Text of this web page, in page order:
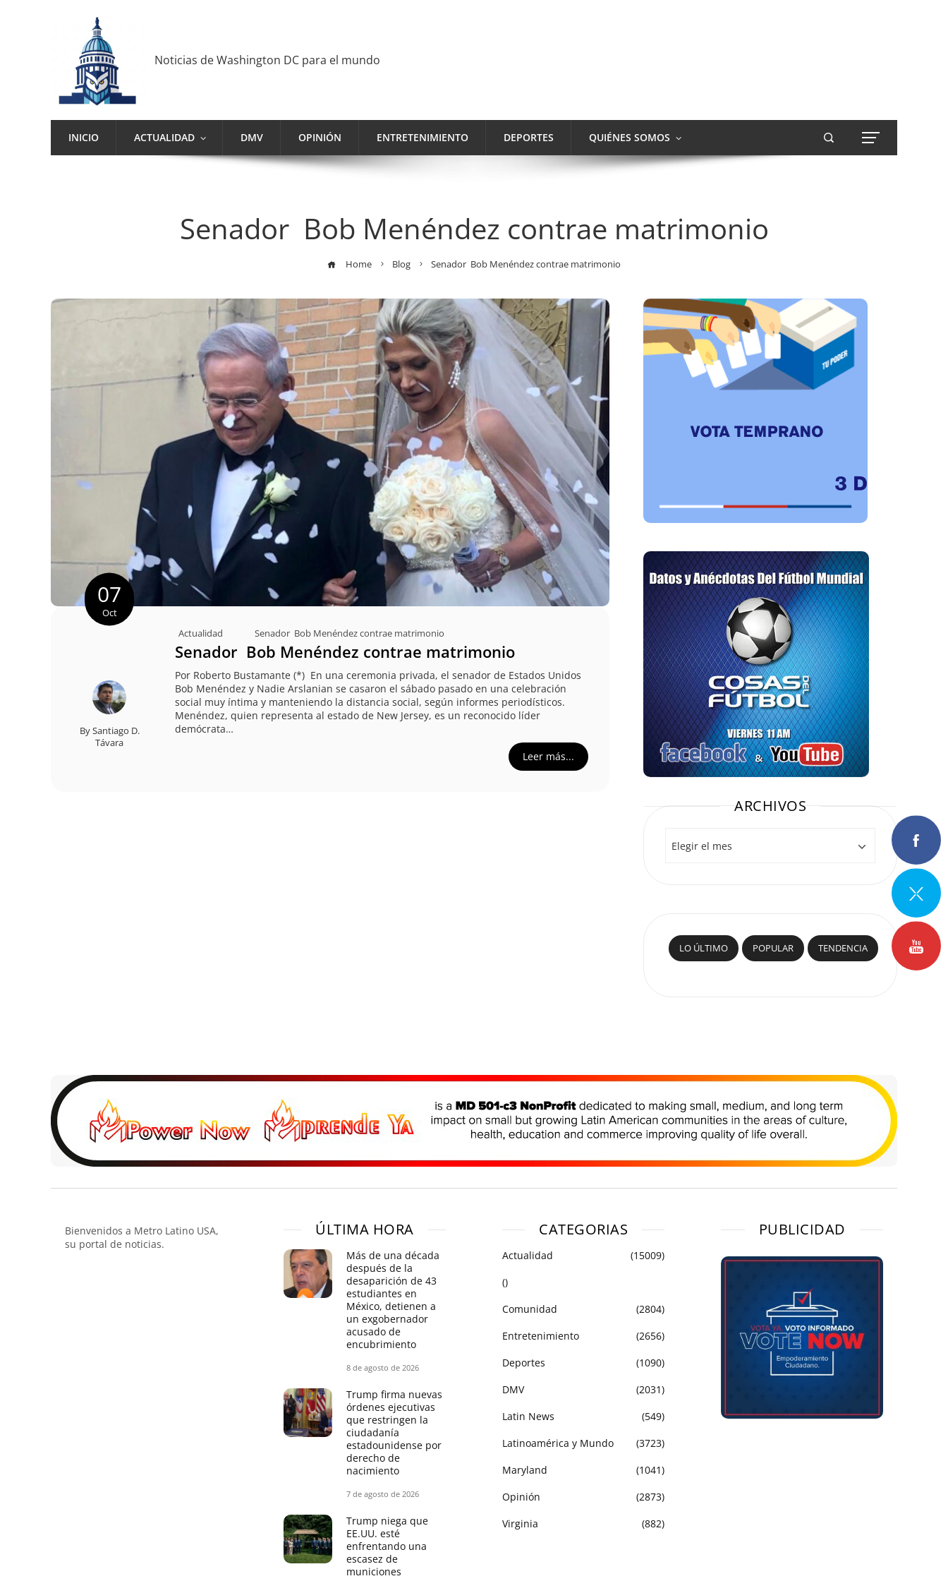
Noticias de Washington DC para el mundo
INICIO ACTUALIDAD DMV OPINIÓN ENTRETENIMIENTO DEPORTES QUIÉNES SOMOS
Senador Bob Menéndez contrae matrimonio
Home Blog Senador Bob Menéndez contrae matrimonio
07
Oct
BySantiago D.
Távara
Actualidad Senador Bob Menéndez contrae matrimonio
Senador Bob Menéndez contrae matrimonio
Por Roberto Bustamante (*) En una ceremonia privada, el senador de Estados Unidos
Bob Menéndez y Nadie Arslanian se casaron el sábado pasado en una celebración
social muy íntima y manteniendo la distancia social, según informes periodísticos.
Menéndez, quien representa al estado de New Jersey, es un reconocido líder
demócrata…
Leer más...
ARCHIVOS
LO ÚLTIMO POPULAR TENDENCIA
Bienvenidos a Metro Latino USA,
su portal de noticias.
ÚLTIMA HORA
Más de una década
después de la
desaparición de 43
estudiantes en
México, detienen a
un exgobernador
acusado de
encubrimiento
8 de agosto de 2026
Trump firma nuevas
órdenes ejecutivas
que restringen la
ciudadanía
estadounidense por
derecho de
nacimiento
7 de agosto de 2026
Trump niega que
EE.UU. esté
enfrentando una
escasez de
municiones
CATEGORIAS
Actualidad
(15009)
()
Comunidad
(2804)
Entretenimiento
(2656)
Deportes
(1090)
DMV
(2031)
Latin News
(549)
Latinoamérica y Mundo
(3723)
Maryland
(1041)
Opinión
(2873)
Virginia
(882)
PUBLICIDAD